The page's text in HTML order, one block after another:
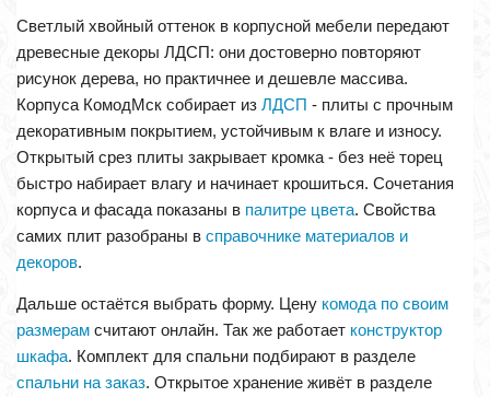
Светлый хвойный оттенок в корпусной мебели передают
древесные декоры ЛДСП: они достоверно повторяют
рисунок дерева, но практичнее и дешевле массива.
Корпуса КомодМск собирает из ЛДСП - плиты с прочным
декоративным покрытием, устойчивым к влаге и износу.
Открытый срез плиты закрывает кромка - без неё торец
быстро набирает влагу и начинает крошиться. Сочетания
корпуса и фасада показаны в палитре цвета. Свойства
самих плит разобраны в справочнике материалов и
декоров.
Дальше остаётся выбрать форму. Цену комода по своим
размерам считают онлайн. Так же работает конструктор
шкафа. Комплект для спальни подбирают в разделе
спальни на заказ. Открытое хранение живёт в разделе